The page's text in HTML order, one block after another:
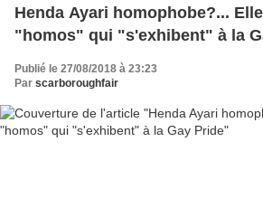
Henda Ayari homophobe?...
"homos" qui "s'exhibent" à la
Publié le 27/08/2018 à 23:23
Par scarboroughfair